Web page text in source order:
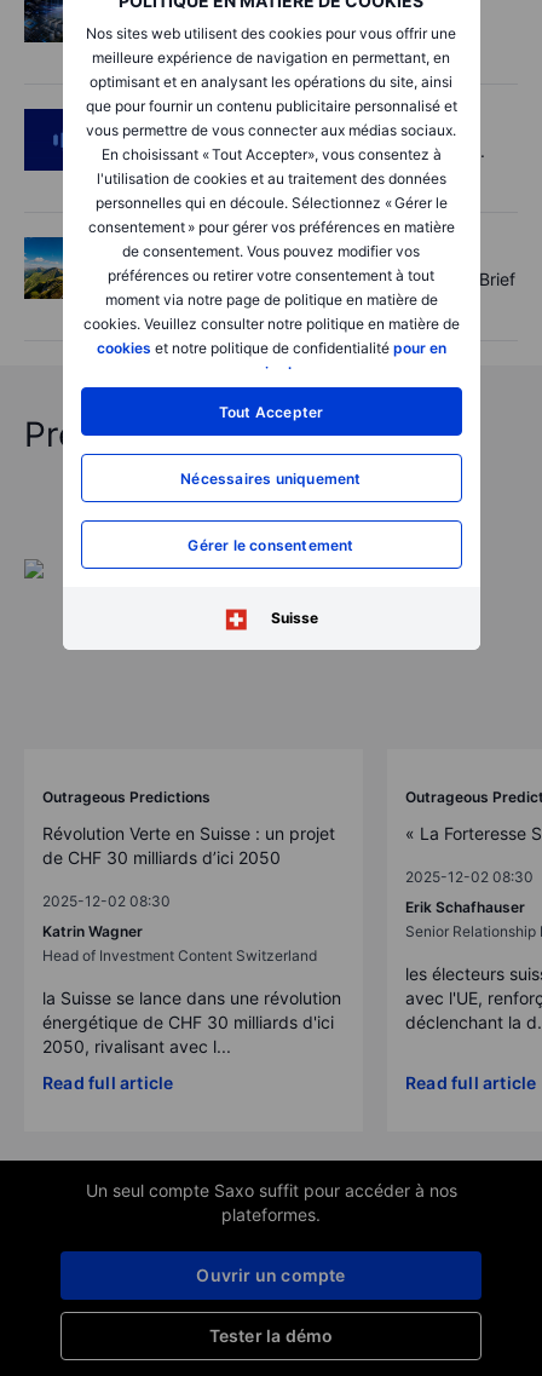
Nos sites web utilisent des cookies pour vous offrir une
meilleure expérience de navigation en permettant, en
optimisant et en analysant les opérations du site, ainsi
que pour fournir un contenu publicitaire personnalisé et
vous permettre de vous connecter aux médias sociaux.
En choisissant « Tout Accepter», vous consentez à
l'utilisation de cookies et au traitement des données
personnelles qui en découle. Sélectionnez « Gérer le
consentement » pour gérer vos préférences en matière
de consentement. Vous pouvez modifier vos
préférences ou retirer votre consentement à tout
moment via notre page de politique en matière de
cookies. Veuillez consulter notre politique en matière de
cookies et notre politique de confidentialité pour en
savoir plus
Tout Accepter
Nécessaires uniquement
Gérer le consentement
Suisse
bottlenecks
Podcast
2026-08-05 14:27:00
SpaceX's Starmind to start on terra firma.
Gold rally a signal?
Options
2026-08-05 11:30:00
Records extend, hedges build - Options Brief
- 5 August 2026
Prévisions "chocs" 2026
Outrageous Predictions
Révolution Verte en Suisse : un projet
de CHF 30 milliards d’ici 2050
2025-12-02 08:30
Katrin Wagner
Head of Investment Content Switzerland
la Suisse se lance dans une révolution
énergétique de CHF 30 milliards d'ici
2050, rivalisant avec l...
Read full article
Outrageous
« La Forteresse
2025-12-02 08:30
Erik Schafhauser
Senior Relationship
les électeurs
avec l'UE,
déclenchant la
Read full article
Un seul compte Saxo suffit pour accéder à nos
plateformes.
Tester la démo
Ouvrir un compte